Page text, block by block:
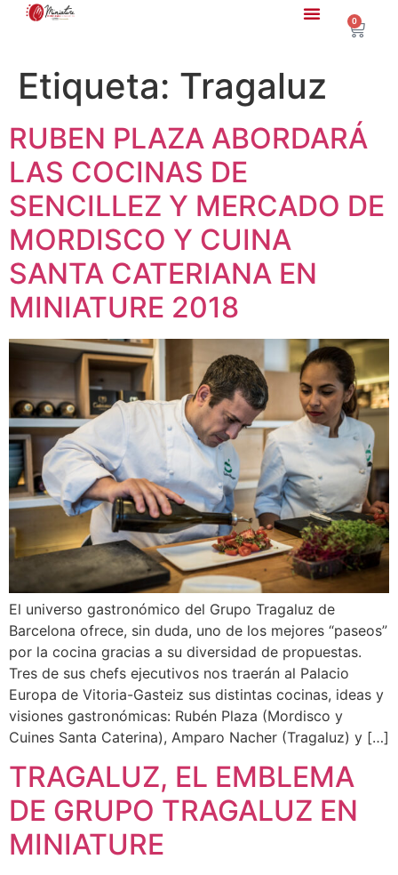
0
Etiqueta: Tragaluz
RUBEN PLAZA ABORDARÁ
LAS COCINAS DE
SENCILLEZ Y MERCADO DE
MORDISCO Y CUINA
SANTA CATERIANA EN
MINIATURE 2018
El universo gastronómico del Grupo Tragaluz de
Barcelona ofrece, sin duda, uno de los mejores “paseos”
por la cocina gracias a su diversidad de propuestas.
Tres de sus chefs ejecutivos nos traerán al Palacio
Europa de Vitoria-Gasteiz sus distintas cocinas, ideas y
visiones gastronómicas: Rubén Plaza (Mordisco y
Cuines Santa Caterina), Amparo Nacher (Tragaluz) y […]
TRAGALUZ, EL EMBLEMA
DE GRUPO TRAGALUZ EN
MINIATURE